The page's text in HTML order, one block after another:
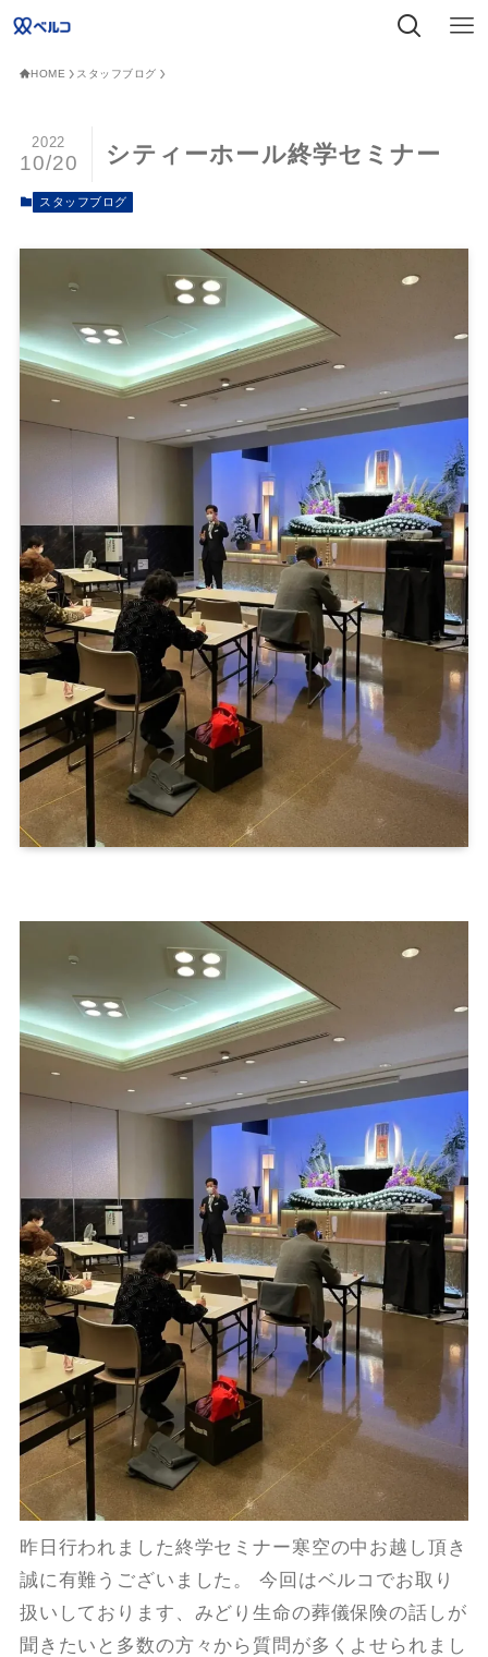
HOME スタッフブログ
シティーホール終学セミナー
2022
10/20
スタッフブログ
昨日行われました終学セミナー寒空の中お越し頂き
誠に有難うございました。 今回はベルコでお取り
扱いしております、みどり生命の葬儀保険の話しが
聞きたいと多数の方々から質問が多くよせられまし